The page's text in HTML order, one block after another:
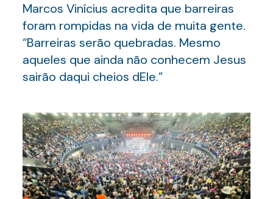
Marcos Vinícius acredita que barreiras
foram rompidas na vida de muita gente.
“Barreiras serão quebradas. Mesmo
aqueles que ainda não conhecem Jesus
sairão daqui cheios dEle.”